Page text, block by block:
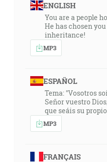
ENGLISH
You are a people
He has chosen
inheritance!
MP3
ESPAÑOL
Tema: "Vosotros
Señor vuestro
que seáis su
MP3
FRANÇAIS